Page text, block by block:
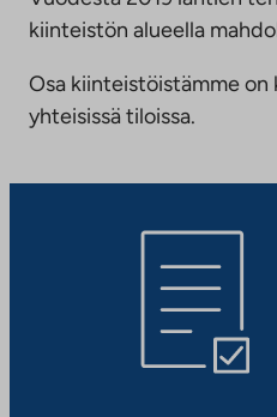
kiinteistön alueella
Osa kiinteistöistämme
yhteisissä tiloissa.